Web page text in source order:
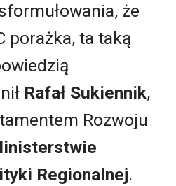
że
porażka, ta taką
Rafał Sukiennik,
Rozwoju
Regionalnej.